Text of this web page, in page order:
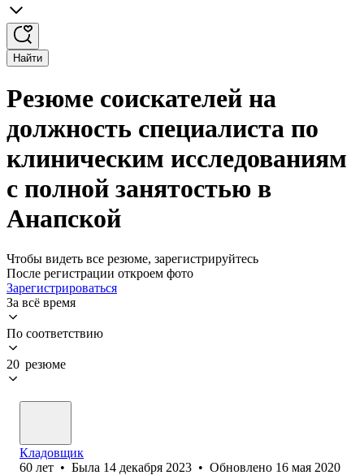
Найти
Резюме соискателей на
должность специалиста по
клиническим исследованиям
с полной занятостью в
Анапской
Чтобы видеть все резюме, зарегистрируйтесь
После регистрации откроем фото
Зарегистрироваться
За всё время
По соответствию
20 резюме
Кладовщик
60 лет • Была 14 декабря 2023 • Обновлено 16 мая 2020